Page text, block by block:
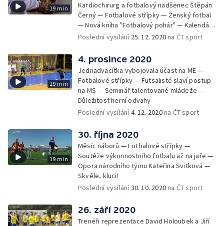
19 min
Kardiochirurg a fotbalový nadšenec Štěpán
Černý — Fotbalové střípky — Ženský fotbal
— Nová kniha "Fotbalový pohár" — Kalendář
FAČR s největšími úspěchy našeho fotbalu
Poslední vysílání 25. 12. 2020na ČT sport
19 min
4. prosince 2020
Jednadvacítka vybojovala účast na ME —
Fotbalové střípky — Futsalisté slaví postup
na MS — Seminář talentované mládeže —
Důležitost herní odvahy
Poslední vysílání4. 12. 2020na ČT sport
19 min
30. října 2020
Měsíc náborů — Fotbalové střípky —
Soutěže výkonnostního fotbalu až na jaře —
Opora národního týmu Kateřina Svitková —
Skvěle, kluci!
Poslední vysílání30. 10. 2020na ČT sport
26. září 2020
Trenéři reprezentace David Holoubek a Jiří